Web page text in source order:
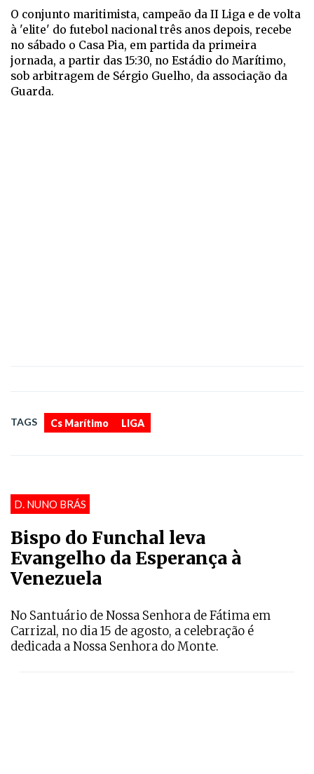
O conjunto maritimista, campeão da II Liga e de volta
à 'elite' do futebol nacional três anos depois, recebe
no sábado o Casa Pia, em partida da primeira
jornada, a partir das 15:30, no Estádio do Marítimo,
sob arbitragem de Sérgio Guelho, da associação da
Guarda.
TAGS Cs Marítimo LIGA
D. NUNO BRÁS
Bispo do Funchal leva
Evangelho da Esperança à
Venezuela
No Santuário de Nossa Senhora de Fátima em
Carrizal, no dia 15 de agosto, a celebração é
dedicada a Nossa Senhora do Monte.